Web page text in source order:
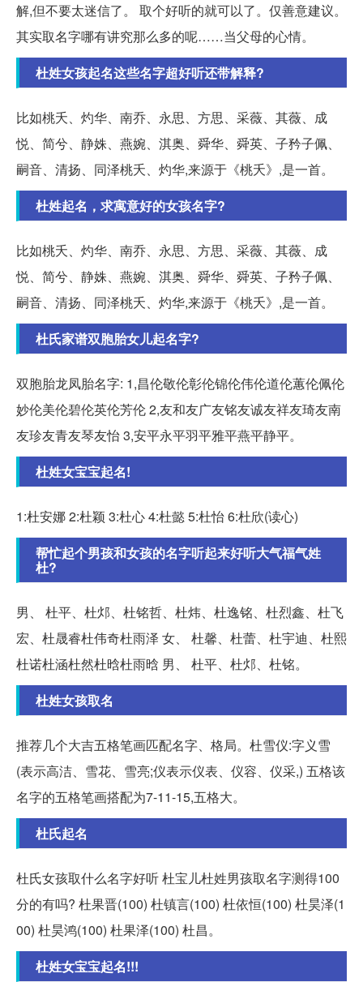
解,但不要太迷信了。 取个好听的就可以了。仅善意建议。
其实取名字哪有讲究那么多的呢……当父母的心情。
杜姓女孩起名这些名字超好听还带解释?
比如桃夭、灼华、南乔、永思、方思、采薇、其薇、成
悦、简兮、静姝、燕婉、淇奥、舜华、舜英、子矜子佩、
嗣音、清扬、同泽桃夭、灼华,来源于《桃夭》,是一首。
杜姓起名，求寓意好的女孩名字?
比如桃夭、灼华、南乔、永思、方思、采薇、其薇、成
悦、简兮、静姝、燕婉、淇奥、舜华、舜英、子矜子佩、
嗣音、清扬、同泽桃夭、灼华,来源于《桃夭》,是一首。
杜氏家谱双胞胎女儿起名字?
双胞胎龙凤胎名字: 1,昌伦敬伦彰伦锦伦伟伦道伦蕙伦佩伦
妙伦美伦碧伦英伦芳伦 2,友和友广友铭友诚友祥友琦友南
友珍友青友琴友怡 3,安平永平羽平雅平燕平静平。
杜姓女宝宝起名!
1:杜安娜 2:杜颖 3:杜心 4:杜懿 5:杜怡 6:杜欣(读心)
帮忙起个男孩和女孩的名字听起来好听大气福气姓
杜?
男、 杜平、杜邩、杜铭哲、杜炜、杜逸铭、杜烈鑫、杜飞
宏、杜晟睿杜伟奇杜雨泽 女、 杜馨、杜蕾、杜宇迪、杜熙
杜诺杜涵杜然杜晗杜雨晗 男、 杜平、杜邩、杜铭。
杜姓女孩取名
推荐几个大吉五格笔画匹配名字、格局。杜雪仪:字义雪
(表示高洁、雪花、雪亮;仪表示仪表、仪容、仪采,) 五格该
名字的五格笔画搭配为7-11-15,五格大。
杜氏起名
杜氏女孩取什么名字好听 杜宝儿杜姓男孩取名字测得100
分的有吗? 杜果晋(100) 杜镇言(100) 杜依恒(100) 杜昊泽(1
00) 杜昊鸿(100) 杜果泽(100) 杜昌。
杜姓女宝宝起名!!!